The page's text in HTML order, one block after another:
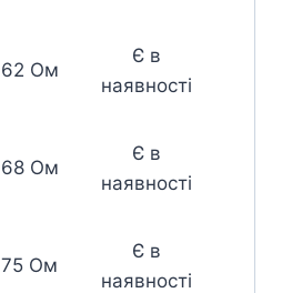
62 Ом
Є в
наявності
68 Ом
Є в
наявності
75 Ом
Є в
наявності